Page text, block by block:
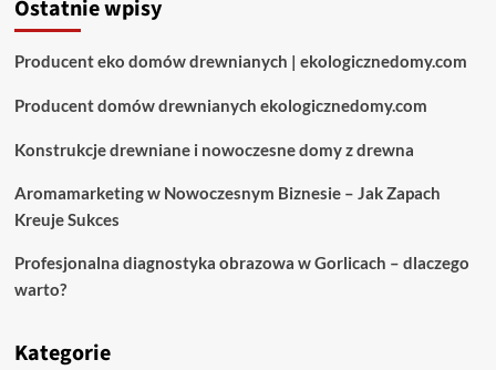
Ostatnie wpisy
Producent eko domów drewnianych | ekologicznedomy.com
Producent domów drewnianych ekologicznedomy.com
Konstrukcje drewniane i nowoczesne domy z drewna
Aromamarketing w Nowoczesnym Biznesie – Jak Zapach
Kreuje Sukces
Profesjonalna diagnostyka obrazowa w Gorlicach – dlaczego
warto?
Kategorie